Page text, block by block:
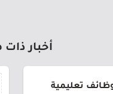
أخبار
تعليمية